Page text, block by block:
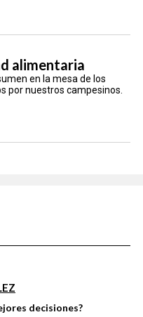
alimentaria
en la mesa de los
por nuestros campesinos.
decisiones?